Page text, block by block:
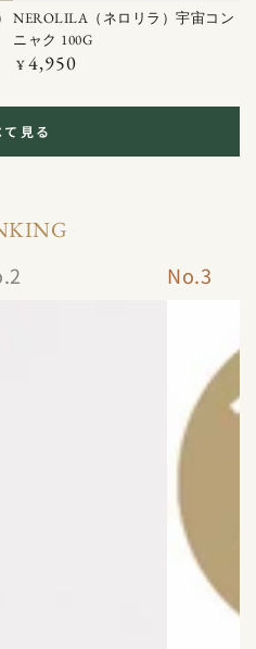
NEROLILA（ネロリラ）宇宙コン
ニャク 100G
定
¥4,950
て見る